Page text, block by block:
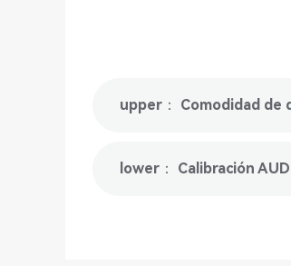
upper： Comodidad de
lower： Calibración